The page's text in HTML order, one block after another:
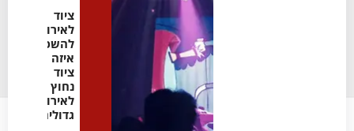
ציוד
לאירועים
להשכרה:
איזה
ציוד
נחוץ
לאירועים
גדולים